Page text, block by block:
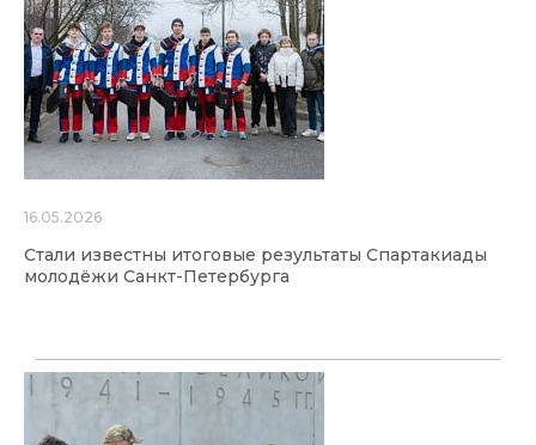
16.05.2026
Стали известны итоговые результаты Спартакиады
молодёжи Санкт-Петербурга